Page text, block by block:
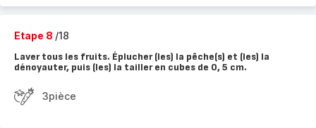
Etape 8 /18
Laver tous les fruits. Éplucher (les) la pêche(s) et (les) la
dénoyauter, puis (les) la tailler en cubes de 0, 5 cm.
3pièce